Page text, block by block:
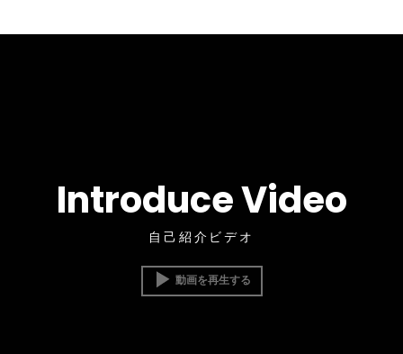
Introduce Video
自己紹介ビデオ
動画を再生する